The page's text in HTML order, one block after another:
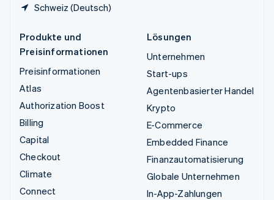
Schweiz (Deutsch)
Produkte und
Preisinformationen
Preisinformationen
Atlas
Authorization Boost
Billing
Capital
Checkout
Climate
Connect
Lösungen
Unternehmen
Start-ups
Agentenbasierter Handel
Krypto
E-Commerce
Embedded Finance
Finanzautomatisierung
Globale Unternehmen
In-App-Zahlungen